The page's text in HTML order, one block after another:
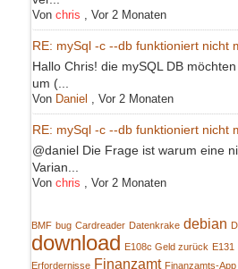
Von chris Vor 2 Monaten
RE: mySql -c --db funktioniert nicht
Hallo Chris! die mySQL DB
um (...
Von Daniel Vor 2 Monaten
RE: mySql -c --db funktioniert nicht
@daniel Die Frage ist warum eine
Varian...
Von chris Vor 2 Monaten
BMF bug Cardreader Datenkrake debian
download E108c Geld zurück E131
Erfordernisse Finanzamt Finanzamts-App